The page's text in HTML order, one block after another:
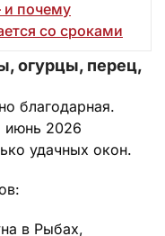
и почему
со сроками
огурцы, перец,
благодарная.
июнь 2026
удачных окон.
в Рыбах,